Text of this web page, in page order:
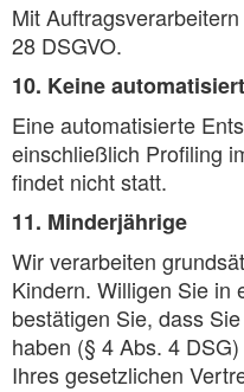
Mit
28 DSGVO.
10. Keine
Eine automatisierte
einschließlich Profiling
findet nicht statt.
11. Minderjährige
Wir verarbeiten
Kindern. Willigen Sie in
bestätigen Sie, dass
haben (§ 4 Abs. 4
Ihres gesetzlichen